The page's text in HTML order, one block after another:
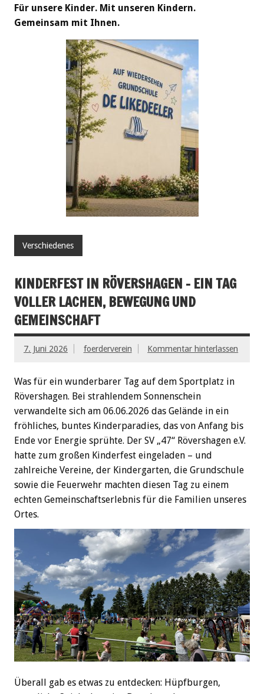
Für unsere Kinder. Mit unseren Kindern.
Gemeinsam mit Ihnen.
Verschiedenes
KINDERFEST IN RÖVERSHAGEN – EIN TAG
VOLLER LACHEN, BEWEGUNG UND
GEMEINSCHAFT
7. Juni 2026 foerderverein Kommentar hinterlassen
Was für ein wunderbarer Tag auf dem Sportplatz in
Rövershagen. Bei strahlendem Sonnenschein
verwandelte sich am 06.06.2026 das Gelände in ein
fröhliches, buntes Kinderparadies, das von Anfang bis
Ende vor Energie sprühte. Der SV „47“ Rövershagen e.V.
hatte zum großen Kinderfest eingeladen – und
zahlreiche Vereine, der Kindergarten, die Grundschule
sowie die Feuerwehr machten diesen Tag zu einem
echten Gemeinschaftserlebnis für die Familien unseres
Ortes.
Überall gab es etwas zu entdecken: Hüpfburgen,